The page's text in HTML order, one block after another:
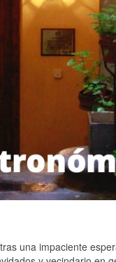
una impaciente